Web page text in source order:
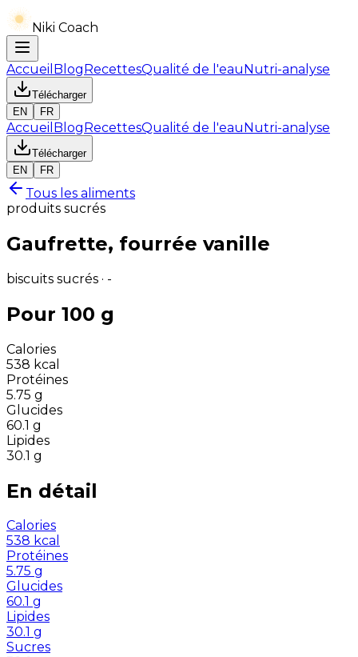
Niki Coach
Accueil BlogRecettesQualité de l'eauNutri-analyse
Télécharger
EN
FR
Accueil BlogRecettesQualité de l'eauNutri-analyse
Télécharger
EN
FR
Tous les aliments
produits sucrés
Gaufrette, fourrée vanille
biscuits sucrés · -
Pour 100 g
Calories
538 kcal
Protéines
5.75 g
Glucides
60.1 g
Lipides
30.1 g
En détail
Calories
538 kcal
Protéines
5.75 g
Glucides
60.1 g
Lipides
30.1 g
Sucres